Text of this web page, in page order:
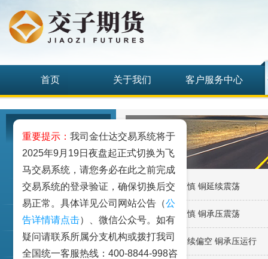
首页 关于我们 客户服务中心
工业品
农业品
金融期货和衍生品
·铜：市场情绪谨慎 铜延续震荡
·铜：市场情绪谨慎 铜承压震荡
·铜：宏观氛围延续偏空 铜承压运行
重要提示： 我司金仕达交易系统将于
2025年9月19日夜盘起正式切换为飞
马交易系统，请您务必在此之前完成
交易系统的登录验证，确保切换后交
易正常。具体详见公司网站公告（公
告详情请点击）、微信公众号。如有
疑问请联系所属分支机构或拨打我司
全国统一客服热线：400-8844-998咨